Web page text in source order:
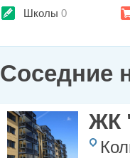
Школы 0
Соседние
ЖК